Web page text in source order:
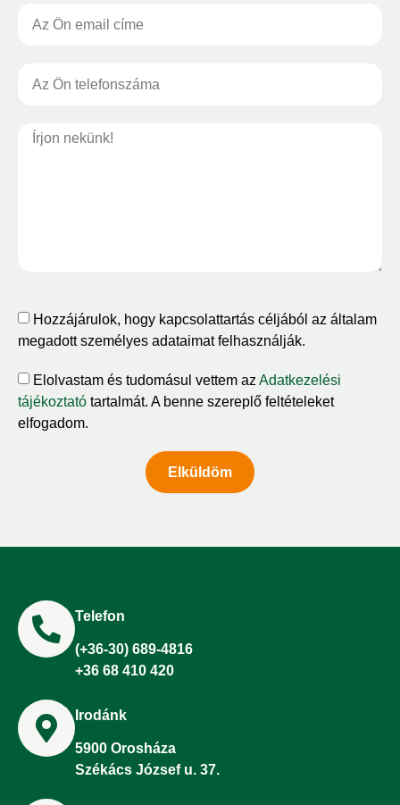
Hozzájárulok, hogy kapcsolattartás céljából az általam
megadott személyes adataimat felhasználják.
Elolvastam és tudomásul vettem az Adatkezelési
tájékoztató tartalmát. A benne szereplő feltételeket
elfogadom.
Elküldöm
Telefon
(+36-30) 689-4816
+36 68 410 420
Irodánk
5900 Orosháza
Székács József u. 37.